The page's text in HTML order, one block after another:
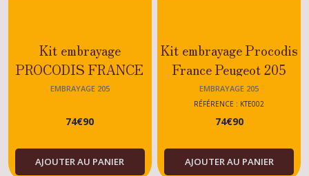
Kit embrayage
PROCODIS FRANCE
Peugeot 205 GTI 1.9
EMBRAYAGE 205
74€90
AJOUTER AU PANIER
Kit embrayage Procodis
France Peugeot 205
RALLYE-XS-GT-
MOTEUR TU TOUS
MODELES
EMBRAYAGE 205
RÉFÉRENCE : KTE002
74€90
AJOUTER AU PANIER